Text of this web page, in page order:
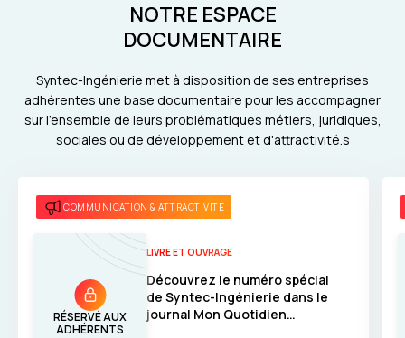
NOTRE ESPACE
DOCUMENTAIRE
Syntec-Ingénierie met à disposition de ses entreprises
adhérentes une base documentaire pour les accompagner
sur l'ensemble de leurs problématiques métiers, juridiques,
sociales ou de développement et d'attractivité.s
RÉSERVÉ AUX
ADHÉRENTS
COMMUNICATION & ATTRACTIVITÉ
LIVRE ET OUVRAGE
Découvrez le numéro spécial
de Syntec-Ingénierie dans le
journal Mon Quotidien